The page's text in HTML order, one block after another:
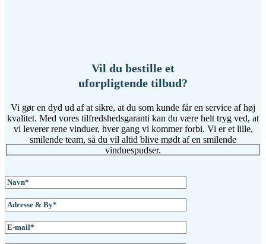
Vil du bestille et
uforpligtende tilbud?
Vi gør en dyd ud af at sikre, at du som kunde får en service af høj
kvalitet. Med vores tilfredshedsgaranti kan du være helt tryg ved, at
vi leverer rene vinduer, hver gang vi kommer forbi. Vi er et lille,
smilende team, så du vil altid blive mødt af en smilende
vinduespudser.